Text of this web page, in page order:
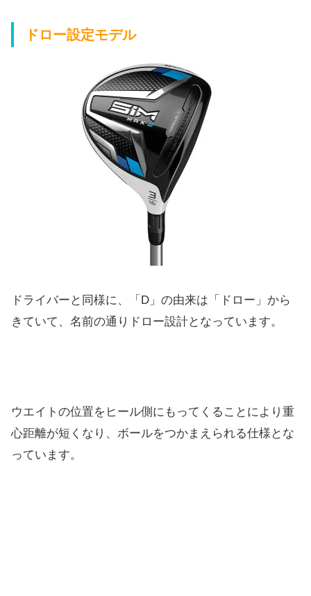
ドロー設定モデル
ドライバーと同様に、「D」の由来は「ドロー」から
きていて、名前の通りドロー設計となっています。
ウエイトの位置をヒール側にもってくることにより重
心距離が短くなり、ボールをつかまえられる仕様とな
っています。